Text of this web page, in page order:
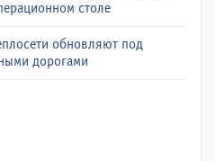
столе
обновляют под
дорогами